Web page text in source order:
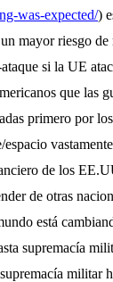
was-expected/)
mayor riesgo de
si la UE
que las
primero por
espacio
de los
de otras
está
supremacía
militar